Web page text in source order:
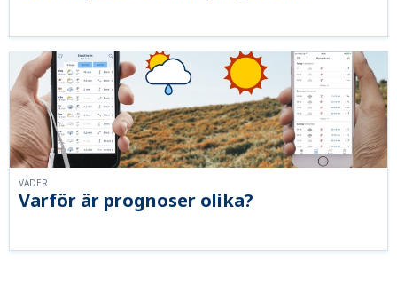
Varför är prognoser olika?
VÄDER